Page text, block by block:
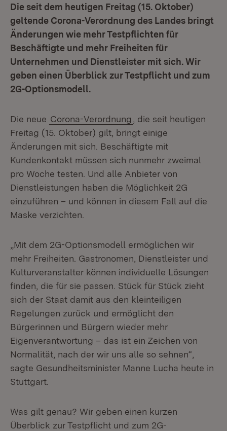
Die seit dem heutigen Freitag (15. Oktober)
geltende Corona-Verordnung des Landes bringt
Änderungen wie mehr Testpflichten für
Beschäftigte und mehr Freiheiten für
Unternehmen und Dienstleister mit sich. Wir
geben einen Überblick zur Testpflicht und zum
2G-Optionsmodell.
Die neue Corona-Verordnung
, die seit heutigen
Freitag (15. Oktober) gilt, bringt einige
Änderungen mit sich. Beschäftigte mit
Kundenkontakt müssen sich nunmehr zweimal
pro Woche testen. Und alle Anbieter von
Dienstleistungen haben die Möglichkeit 2G
einzuführen – und können in diesem Fall auf die
Maske verzichten.
„Mit dem 2G-Optionsmodell ermöglichen wir
mehr Freiheiten. Gastronomen, Dienstleister und
Kulturveranstalter können individuelle Lösungen
finden, die für sie passen. Stück für Stück zieht
sich der Staat damit aus den kleinteiligen
Regelungen zurück und ermöglicht den
Bürgerinnen und Bürgern wieder mehr
Eigenverantwortung – das ist ein Zeichen von
Normalität, nach der wir uns alle so sehnen“,
sagte Gesundheitsminister Manne Lucha heute in
Stuttgart.
Was gilt genau? Wir geben einen kurzen
Überblick zur Testpflicht und zum 2G-